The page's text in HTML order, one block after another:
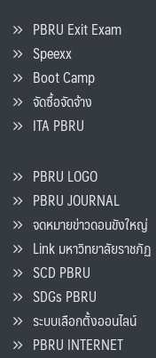
PBRU Exit Exam
Speexx
Boot Camp
จัดซื้อจัดจ้าง
ITA PBRU
PBRU LOGO
PBRU JOURNAL
จดหมายข่าวดอนขังใหญ่
Link มหาวิทยาลัยราชภัฏ
SCD PBRU
SDGs PBRU
ระบบเลือกตั้งออนไลน์
PBRU INTERNET